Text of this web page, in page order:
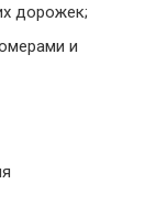
дорожек;
и